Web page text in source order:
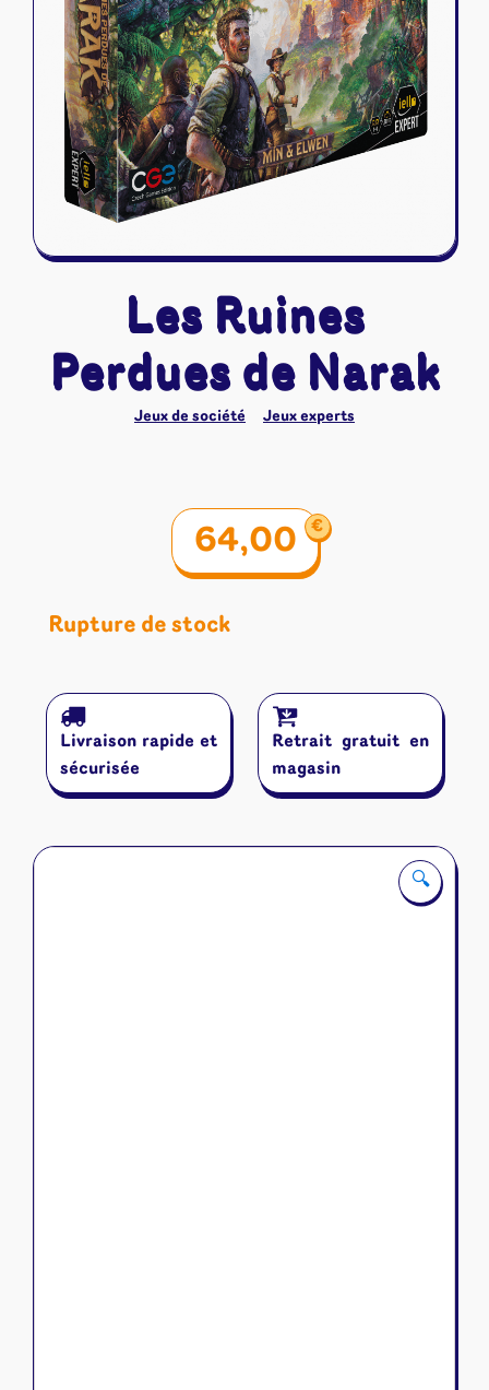
Naruto Mythos
Autres
Tapis de jeu
🔍
Les Ruines
Perdues de Narak
Jeux de société Jeux experts
64,00 €
Rupture de stock
Livraison rapide et
sécurisée
Retrait gratuit en
magasin